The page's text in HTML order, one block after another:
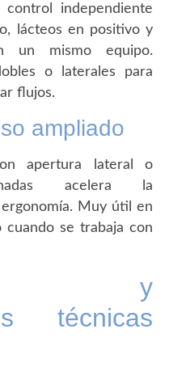
independiente
lácteos en positivo y
un mismo equipo.
o laterales para
flujos.
ampliado
apertura lateral o
acelera la
Muy útil en
se trabaja con
y
técnicas